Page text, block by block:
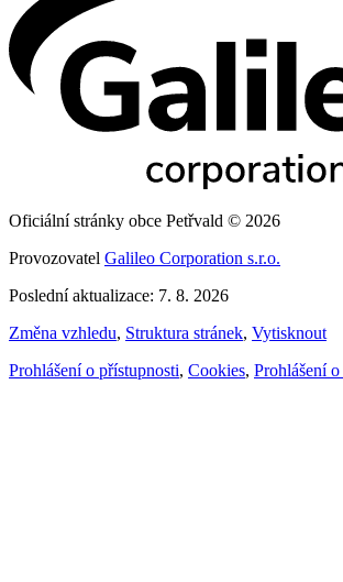
Oficiální stránky obce Petřvald © 2026
Provozovatel Galileo Corporation s.r.o.
Poslední aktualizace: 7. 8. 2026
Změna vzhledu, Struktura stránek, Vytisknout
Prohlášení o přístupnosti, Cookies, Prohlášení